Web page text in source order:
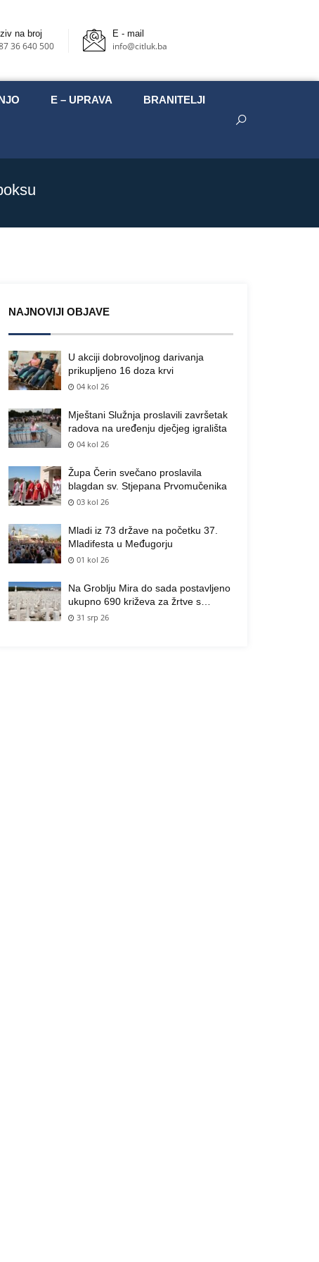
na broj
36 640 500
E - mail
info@citluk.ba
E – UPRAVA BRANITELJI
NAJNOVIJI OBJAVE
U akciji dobrovoljnog darivanja
prikupljeno 16 doza krvi
04 kol 26
Mještani Služnja proslavili završetak
radova na uređenju dječjeg igrališta
04 kol 26
Župa Čerin svečano proslavila
blagdan sv. Stjepana Prvomučenika
03 kol 26
Mladi iz 73 države na početku 37.
Mladifesta u Međugorju
01 kol 26
Na Groblju Mira do sada postavljeno
ukupno 690 križeva za žrtve s
područja općine Čitluk
31 srp 26